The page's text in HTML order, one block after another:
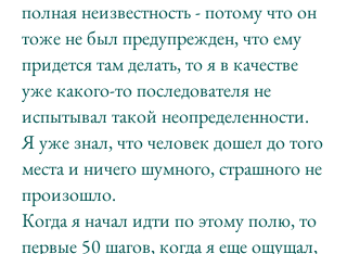
полная неизвестность - потому что он
тоже не был предупрежден, что ему
придется там делать, то я в качестве
уже какого-то последователя не
испытывал такой неопределенности.
Я уже знал, что человек дошел до того
места и ничего шумного, страшного не
произошло.
Когда я начал идти по этому полю, то
первые 50 шагов, когда я еще ощущал,